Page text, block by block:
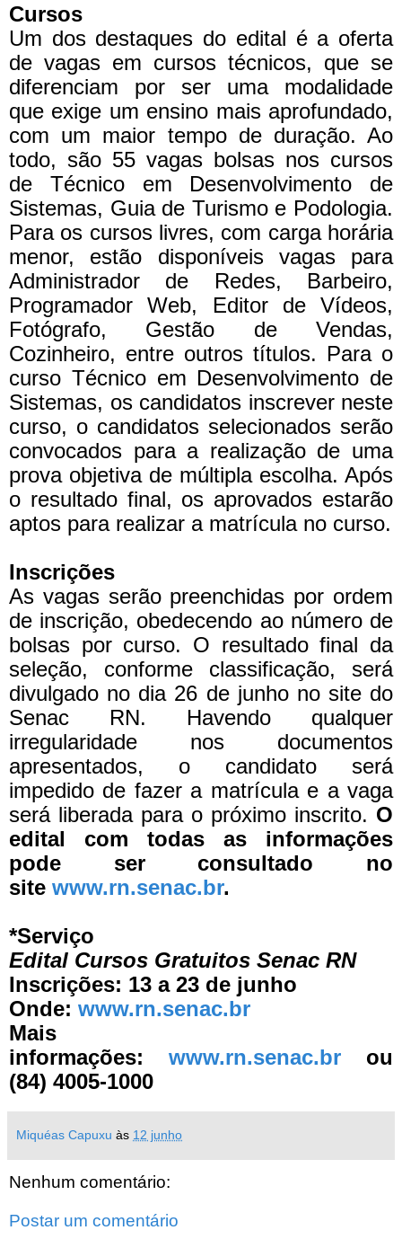
Cursos
Um dos destaques do edital é a oferta
de vagas em cursos técnicos, que se
diferenciam por ser uma modalidade
que exige um ensino mais aprofundado,
com um maior tempo de duração. Ao
todo, são 55 vagas bolsas nos cursos
de Técnico em Desenvolvimento de
Sistemas, Guia de Turismo e Podologia.
Para os cursos livres, com carga horária
menor, estão disponíveis vagas para
Administrador de Redes, Barbeiro,
Programador Web, Editor de Vídeos,
Fotógrafo, Gestão de Vendas,
Cozinheiro, entre outros títulos. Para o
curso Técnico em Desenvolvimento de
Sistemas, os candidatos inscrever neste
curso, o candidatos selecionados serão
convocados para a realização de uma
prova objetiva de múltipla escolha. Após
o resultado final, os aprovados estarão
aptos para realizar a matrícula no curso.
Inscrições
As vagas serão preenchidas por ordem
de inscrição, obedecendo ao número de
bolsas por curso. O resultado final da
seleção, conforme classificação, será
divulgado no dia 26 de junho no site do
Senac RN. Havendo qualquer
irregularidade nos documentos
apresentados, o candidato será
impedido de fazer a matrícula e a vaga
será liberada para o próximo inscrito. O
edital com todas as informações
pode ser consultado no
site www.rn.senac.br.
*Serviço
Edital Cursos Gratuitos Senac RN
Inscrições: 13 a 23 de junho
Onde: www.rn.senac.br
Mais
informações: www.rn.senac.br ou
(84) 4005-1000
Miquéas Capuxu às 12 junho
Nenhum comentário:
Postar um comentário